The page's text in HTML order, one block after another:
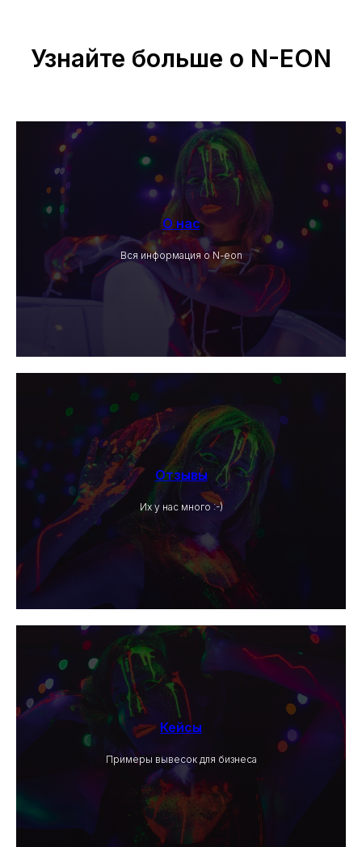
Узнайте больше о N-EON
О нас
Вся информация о N-eon
Отзывы
Их у нас много :-)
Кейсы
Примеры вывесок для бизнеса